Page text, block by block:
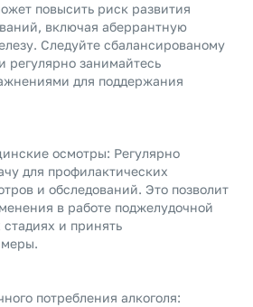
повысить риск развития
включая аберрантную
Следуйте сбалансированому
регулярно занимайтесь
для поддержания
осмотры: Регулярно
для профилактических
и обследований. Это позволит
в работе поджелудочной
и принять
потребления алкоголя: